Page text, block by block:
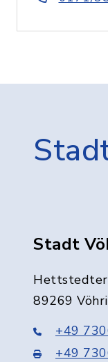
Stadt
89269
+49
+49